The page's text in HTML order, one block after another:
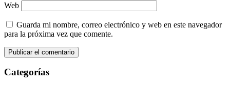
Web
Guarda mi nombre, correo electrónico y web en este navegador
para la próxima vez que comente.
Categorías